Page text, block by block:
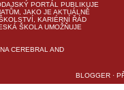
PORTÁL PUBLIKUJE
JAKO JE AKTUÁLNĚ
KARIÉRNÍ ŘÁD
ŠKOLA UMOŽŇUJE
CEREBRAL AND
BLOGGER ·